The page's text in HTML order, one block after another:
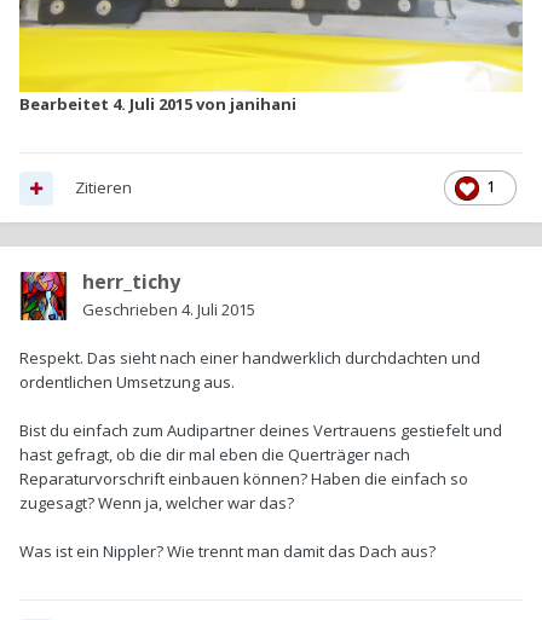
Bearbeitet 4. Juli 2015von janihani
1
Zitieren
herr_tichy
Geschrieben 4. Juli 2015
Respekt. Das sieht nach einer handwerklich durchdachten und
ordentlichen Umsetzung aus.
Bist du einfach zum Audipartner deines Vertrauens gestiefelt und
hast gefragt, ob die dir mal eben die Querträger nach
Reparaturvorschrift einbauen können? Haben die einfach so
zugesagt? Wenn ja, welcher war das?
Was ist ein Nippler? Wie trennt man damit das Dach aus?